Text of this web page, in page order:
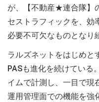
が、【不動産★連合隊】
セストラフィックを、効
必要不可欠なものとなり
ラルズネットをはじめと
PASも進化を続けている
イムで計測し、一目で現
運用管理面での機能を強